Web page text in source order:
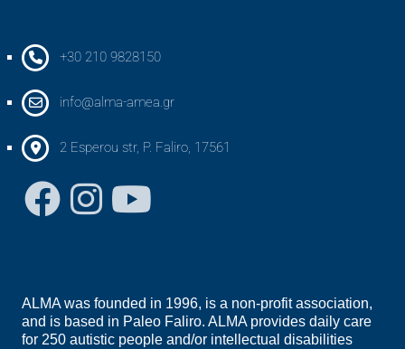
+30 210 9828150
info@alma-amea.gr
2 Esperou str, P. Faliro, 17561
ALMA was founded in 1996, is a non-profit association,
and is based in Paleo Faliro. ALMA provides daily care
for 250 autistic people and/or intellectual disabilities